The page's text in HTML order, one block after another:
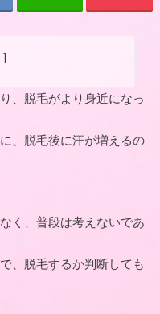
]
、脱毛がより身近になっ
、脱毛後に汗が増えるの
く、普段は考えないであ
、脱毛するか判断しても